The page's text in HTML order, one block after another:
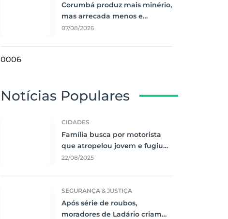
Corumbá produz mais minério,
mas arrecada menos e
população começa a sentir o
07/08/2026
0006
Notícias Populares
CIDADES
Família busca por motorista
que atropelou jovem e fugiu
sem prestar socorro
22/08/2025
SEGURANÇA & JUSTIÇA
Após série de roubos,
moradores de Ladário criam